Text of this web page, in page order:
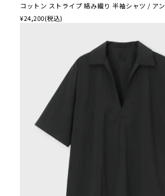
コットン ストライプ 絡み織り 半袖シャツ / アン
¥24,200(税込)